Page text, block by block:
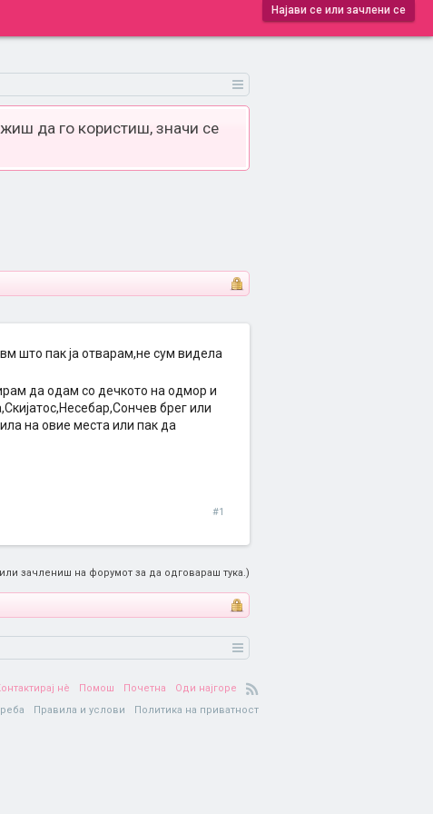
Најави се или зачлени се
да го користиш, значи се
што пак ја отварам,не сум видела
да одам со дечкото на одмор и
брег или
на овие места или пак да
#1
зачлениш на форумот за да одговараш тука.)
нè Помош Почетна
Оди најгоре
Правила и услови Политика на приватност